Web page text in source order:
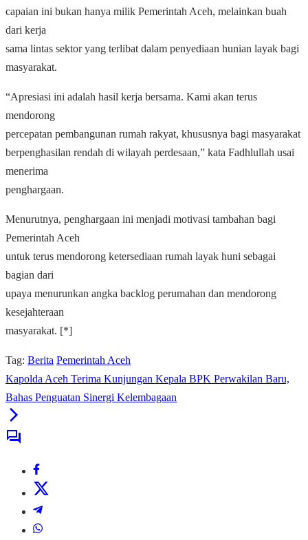
capaian ini bukan hanya milik Pemerintah Aceh, melainkan buah
dari kerja
sama lintas sektor yang terlibat dalam penyediaan hunian layak bagi
masyarakat.
“Apresiasi ini adalah hasil kerja bersama. Kami akan terus
mendorong
percepatan pembangunan rumah rakyat, khususnya bagi masyarakat
berpenghasilan rendah di wilayah perdesaan,” kata Fadhlullah usai
menerima
penghargaan.
Menurutnya, penghargaan ini menjadi motivasi tambahan bagi
Pemerintah Aceh
untuk terus mendorong ketersediaan rumah layak huni sebagai
bagian dari
upaya menurunkan angka backlog perumahan dan mendorong
kesejahteraan
masyarakat. [*]
Tag: Berita Pemerintah Aceh
Kapolda Aceh Terima Kunjungan Kepala BPK Perwakilan Baru,
Bahas Penguatan Sinergi Kelembagaan